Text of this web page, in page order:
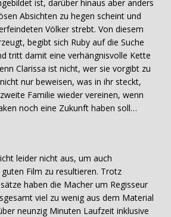
ist, darüber hinaus aber anders
Absichten zu hegen scheint und
Völker strebt. Von diesem
begibt sich Ruby auf die Suche
tritt damit eine verhängnisvolle Kette
Clarissa ist nicht, wer sie vorgibt zu
nur beweisen, was in ihr steckt,
Familie wieder vereinen, wenn
noch eine Zukunft haben soll…
leider nicht aus, um auch
Film zu resultieren. Trotz
haben die Macher um Regisseur
viel zu wenig aus dem Material
neunzig Minuten Laufzeit inklusive